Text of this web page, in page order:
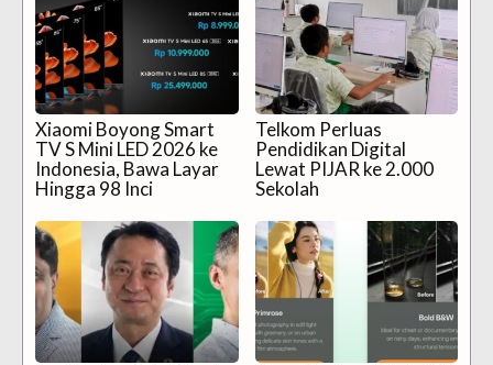
Xiaomi Boyong Smart
TV S Mini LED 2026 ke
Indonesia, Bawa Layar
Hingga 98 Inci
Telkom Perluas
Pendidikan Digital
Lewat PIJAR ke 2.000
Sekolah